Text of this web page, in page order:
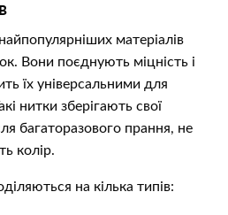
матеріалів
Вони поєднують міцність і
їх універсальними для
нитки зберігають свої
багаторазового прання, не
колір.
на кілька типів: